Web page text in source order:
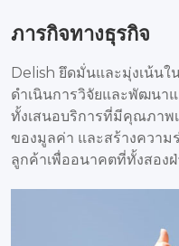
ภารกิจทางธุรกิจ
Delish ยึดมั่นและมุ่งเน้นใ
ดำเนินการวิจัยและพัฒนา
ทั้งเสนอบริการที่มีคุณภาพ
ของมูลค่า และสร้างความ
ลูกค้าเพื่ออนาคตที่ทั้งสอง